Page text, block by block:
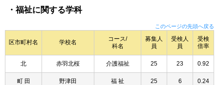
・福祉に関する学科
このページの先頭へ戻る
区市町村名 学校名
コース/
科名
募集人
員
受検人
員
受検
倍率
北 赤羽北桜 介護福祉 25 23 0.92
町 田 野津田 福 祉 25 6 0.24